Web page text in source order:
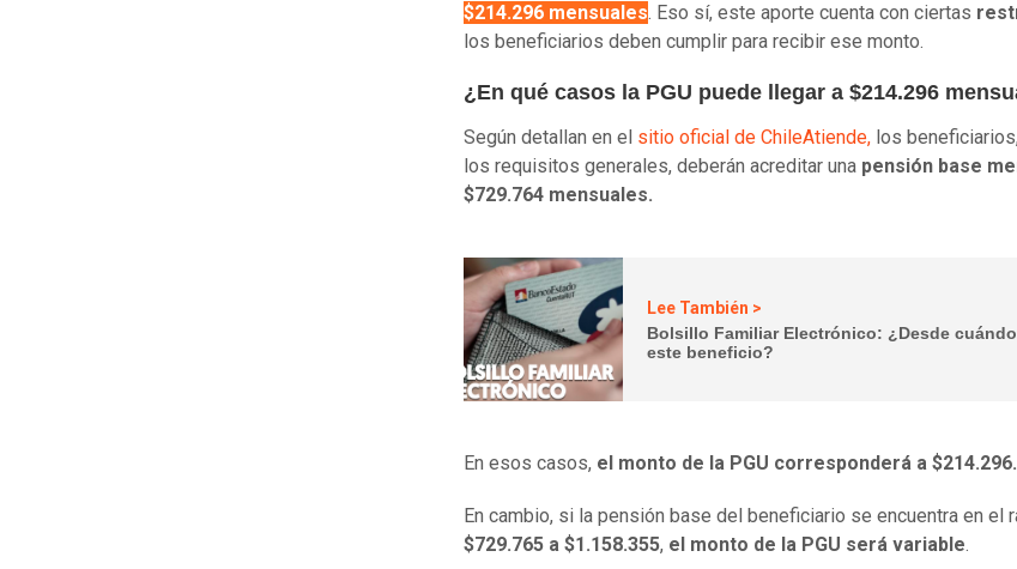
$214.296 mensuales. Eso sí, este aporte cuenta con ciertas
los beneficiarios deben cumplir para recibir ese monto.
¿En qué casos la PGU puede llegar a $214.296
Según detallan en el sitio oficial de ChileAtiende, los
los requisitos generales, deberán acreditar una pensión base
$729.764 mensuales.
Lee También >
Bolsillo Familiar Electrónico: ¿Desde
este beneficio?
En esos casos, el monto de la PGU corresponderá a $214.296.
En cambio, si la pensión base del beneficiario se encuentra en el
$729.765 a $1.158.355, el monto de la PGU será variable.